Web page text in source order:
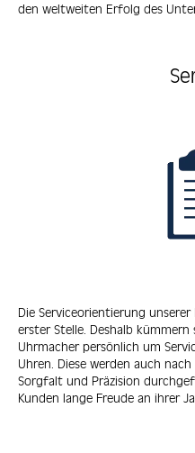
den weltweiten Erfolg des
Die Serviceorientierung
erster Stelle. Deshalb
Uhrmacher persönlich um
Uhren. Diese werden auch
Sorgfalt und Präzision
Kunden lange Freude an ihrer